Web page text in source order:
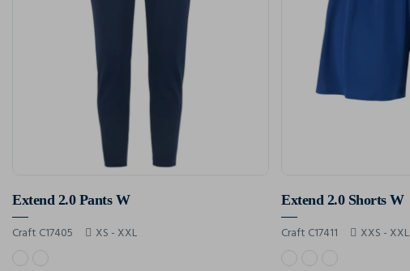
Extend 2.0 Pants W
Craft C17405 XS - XXL
Extend 2.0 Shorts W
Craft C17411 XXS - XXL